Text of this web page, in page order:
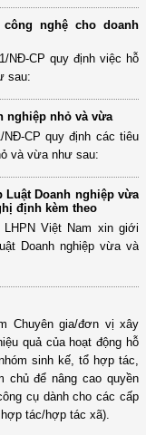
nghệ cho doanh
NĐ-CP quy định việc hỗ
sau:
nghiệp nhỏ và vừa
CP quy định các tiêu
và vừa như sau:
Doanh nghiệp vừa
định kèm theo
Việt Nam xin giới
Doanh nghiệp vừa và
Chuyên gia/đơn vị xây
quả của hoạt động hỗ
sinh kế, tổ hợp tác,
chủ để nâng cao quyền
cụ dành cho các cấp
tác/hợp tác xã).